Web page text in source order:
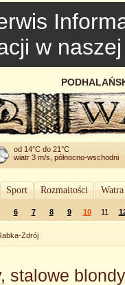
w
od 14°C do 21°C
wiatr 3 m/s, północno-wschodni
Sport Rozmaitości
6 7 8 9 10 11
Zdrój
stalowe